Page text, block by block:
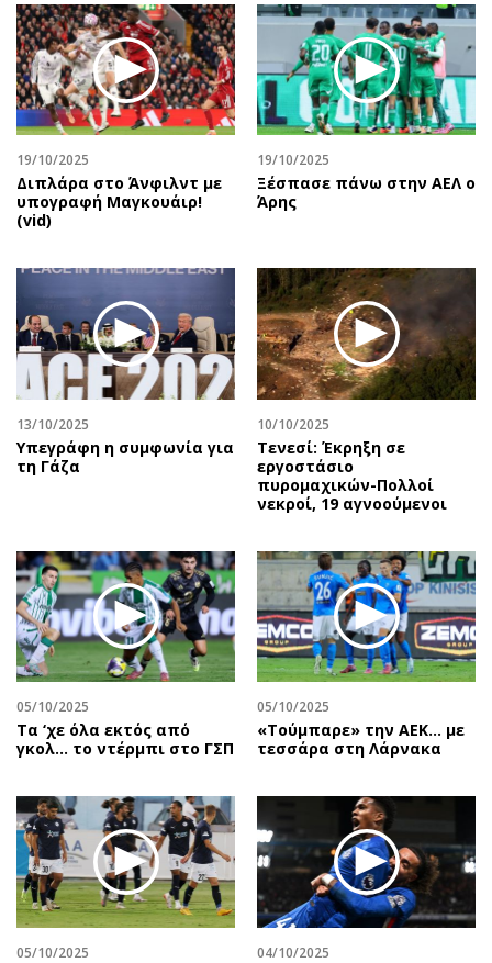
19/10/2025
Διπλάρα στο Άνφιλντ με
υπογραφή Μαγκουάιρ!
(vid)
19/10/2025
Ξέσπασε πάνω στην ΑΕΛ ο
Άρης
13/10/2025
Υπεγράφη η συμφωνία για
τη Γάζα
10/10/2025
Τενεσί: Έκρηξη σε
εργοστάσιο
πυρομαχικών-Πολλοί
νεκροί, 19 αγνοούμενοι
05/10/2025
Τα ‘χε όλα εκτός από
γκολ… το ντέρμπι στο ΓΣΠ
05/10/2025
«Τούμπαρε» την ΑΕΚ… με
τεσσάρα στη Λάρνακα
05/10/2025 04/10/2025